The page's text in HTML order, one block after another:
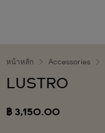
หน้าหลัก Accessories
LUSTRO
฿ 3,150.00